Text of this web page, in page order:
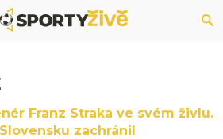
Franz Straka ve svém živlu.
zachránil